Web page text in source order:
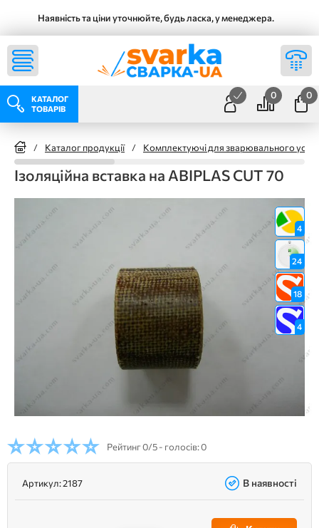
Наявність та ціни уточнюйте, будь ласка, у менеджера.
КАТАЛОГ
ТОВАРІВ
0 0
/ Каталог продукції / Комплектуючі для зварювального
Ізоляційна вставка на ABIPLAS CUT 70
4
24
18
4
Рейтинг0/5 - голосів: 0
Артикул:2187 В наявності